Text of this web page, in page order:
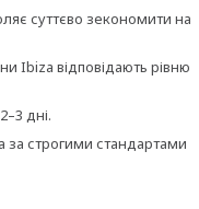
суттєво зекономити на
Ibiza відповідають рівню
дні.
за строгими стандартами